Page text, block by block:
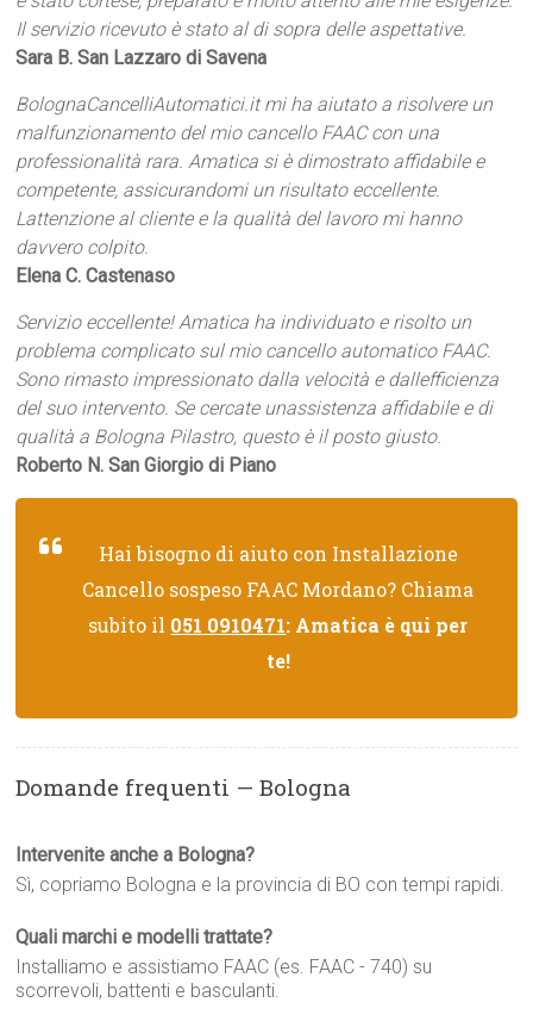
Il servizio ricevuto è stato al di sopra delle aspettative.
Sara B. San Lazzaro di Savena
BolognaCancelliAutomatici.it mi ha aiutato a risolvere un
malfunzionamento del mio cancello FAAC con una
professionalità rara. Amatica si è dimostrato affidabile e
competente, assicurandomi un risultato eccellente.
Lattenzione al cliente e la qualità del lavoro mi hanno
davvero colpito.
Elena C. Castenaso
Servizio eccellente! Amatica ha individuato e risolto un
problema complicato sul mio cancello automatico FAAC.
Sono rimasto impressionato dalla velocità e dallefficienza
del suo intervento. Se cercate unassistenza affidabile e di
qualità a Bologna Pilastro, questo è il posto giusto.
Roberto N. San Giorgio di Piano
Hai bisogno di aiuto con Installazione
Cancello sospeso FAAC Mordano? Chiama
subito il 051 0910471: Amatica è qui per
te!
Domande frequenti — Bologna
Intervenite anche a Bologna?
Sì, copriamo Bologna e la provincia di BO con tempi rapidi.
Quali marchi e modelli trattate?
Installiamo e assistiamo FAAC (es. FAAC - 740) su
scorrevoli, battenti e basculanti.